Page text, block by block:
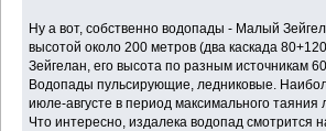
Ну а вот, собственно водопады - Малый
высотой около 200 метров (два каскада
Зейгелан, его высота по разным источникам
Водопады пульсирующие, ледниковые.
июле-августе в период максимального таяния
Что интересно, издалека водопад смотрится